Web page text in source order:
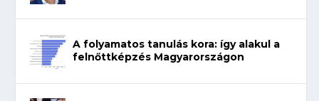
A folyamatos tanulás kora: így alakul a
felnőttképzés Magyarországon